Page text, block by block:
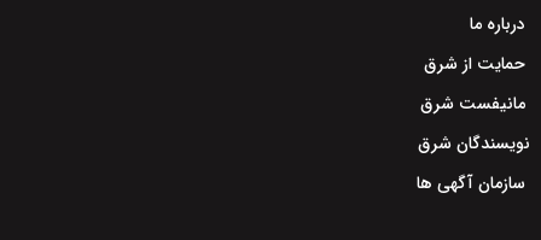
درباره ما
حمایت از شرق
مانیفست شرق
نویسندگان شرق
سازمان آگهی ها